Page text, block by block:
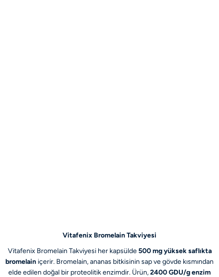
Vitafenix Bromelain Takviyesi
Vitafenix Bromelain Takviyesi her kapsülde500 mg yüksek saflıkta
bromelain içerir. Bromelain, ananas bitkisinin sap ve gövde kısmından
elde edilen doğal bir proteolitik enzimdir. Ürün,2400 GDU/g enzim